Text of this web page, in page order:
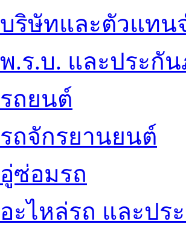
บริษัทและตัวแทน
พ.ร.บ. และประกั
รถยนต์
รถจักรยานยนต์
อู่ซ่อมรถ
อะไหล่รถ และปร